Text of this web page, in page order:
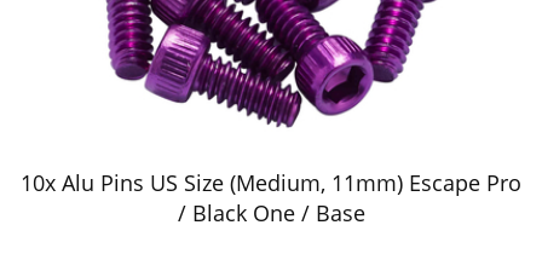
10x Alu Pins US Size (Medium, 11mm) Escape Pro
/ Black One / Base